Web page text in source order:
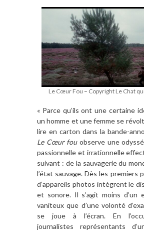
Le Cœur Fou – Copyright Le Chat
« Parce qu’ils ont une certaine
un homme et une femme se
lire en carton dans la bande-
Le Cœur fouobserve une
passionnelle et irrationnelle
suivant : de la sauvagerie du
l’état sauvage. Dès les premiers
d’appareils photos intègrent le
et sonore. Il s’agit moins d’un
vaniteux que d’une volonté
se joue à l’écran. En
journalistes représentants